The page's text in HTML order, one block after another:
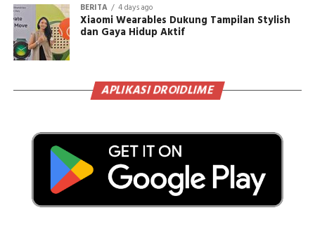
BERITA 4 days ago
Xiaomi Wearables Dukung Tampilan Stylish
dan Gaya Hidup Aktif
APLIKASI DROIDLIME